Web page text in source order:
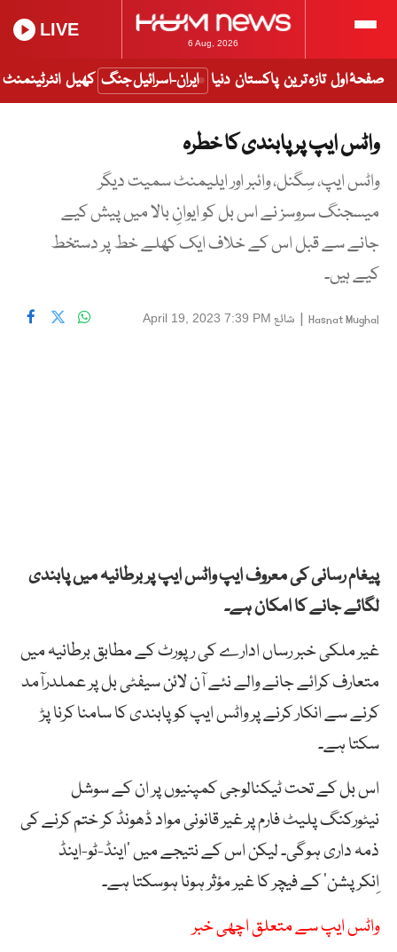
6 Aug, 2026
LIVE
صفحۂ اول تازہ ترین پاکستان دنیا ایران-اسرائیل جنگ کھیل انٹرٹینمنٹ
واٹس ایپ پر پابندی کا خطرہ
واٹس ایپ، سِگنل، وائبر اور ایلیمنٹ سمیت دیگر
میسجنگ سروسز نے اس بل کو ایوانِ بالا میں پیش کیے
جانے سے قبل اس کے خلاف ایک کھلے خط پر دستخط
کیے ہیں۔
Hasnat Mughal
| شائع April 19, 2023 7:39 PM
پیغام رسانی کی معروف ایپ واٹس ایپ پر برطانیہ میں پابندی
لگائے جانے کا امکان ہے۔
غیر ملکی خبر رساں ادارے کی رپورٹ کے مطابق برطانیہ میں
متعارف کرائے جانے والے نئے آن لائن سیفٹی بل پر عملدرآمد
کرنے سے انکار کرنے پر واٹس ایپ کو پابندی کا سامنا کرنا پڑ
سکتا ہے۔
اس بل کے تحت ٹیکنالوجی کمپنیوں پر ان کے سوشل
نیٹورکنگ پلیٹ فارم پر غیر قانونی مواد ڈھونڈ کر ختم کرنے کی
ذمہ داری ہوگی۔ لیکن اس کے نتیجے میں ’اینڈ-ٹو-اینڈ
اِنکرپشن‘ کے فیچر کا غیر مؤثر ہونا ہوسکتا ہے۔
واٹس ایپ سے متعلق اچھی خبر